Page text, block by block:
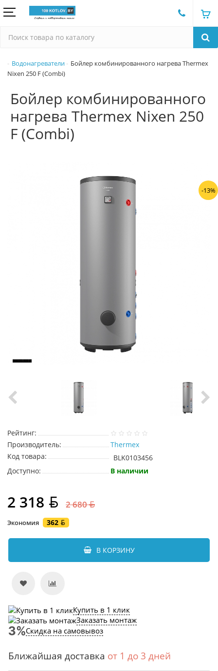
Водонагреватели
Бойлер комбинированного нагрева Thermex
Nixen 250 F (Combi)
Бойлер комбинированного
нагрева Thermex Nixen 250
F (Combi)
-13%
Рейтинг:
Производитель:
Thermex
Код товара:
BLK0103456
Доступно:
В наличии
2 318 2 680
Экономия 362
В КОРЗИНУ
Купить в 1 клик
Заказать монтаж
Скидка на самовывоз
Ближайшая доставка от 1 до 3 дней